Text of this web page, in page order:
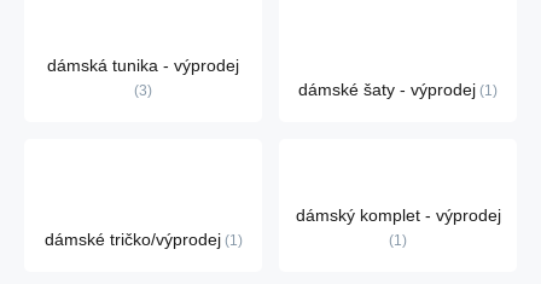
dámská tunika - výprodej
3 dámské šaty - výprodej 1
dámské tričko/výprodej 1
dámský komplet - výprodej
1